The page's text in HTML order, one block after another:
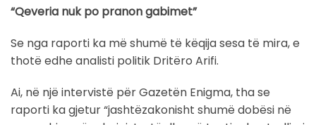
“Qeveria nuk po pranon gabimet”
Se nga raporti ka më shumë të këqija sesa të mira, e
thotë edhe analisti politik Dritëro Arifi.
Ai, në një intervistë për Gazetën Enigma, tha se
raporti ka gjetur “jashtëzakonisht shumë dobësi në